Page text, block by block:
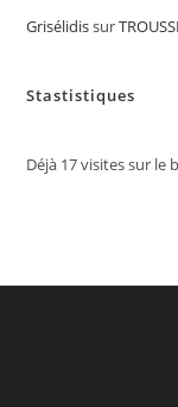
Grisélidissur
Stastistiques
Déjà 17visites sur le